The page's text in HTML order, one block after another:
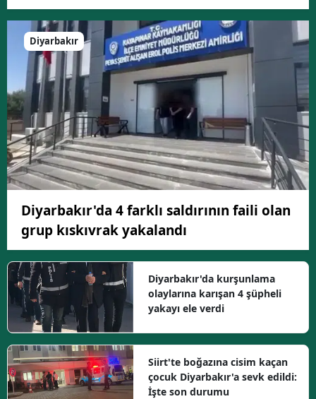
Diyarbakır
Diyarbakır'da 4 farklı saldırının faili olan
grup kıskıvrak yakalandı
Diyarbakır'da kurşunlama
olaylarına karışan 4 şüpheli
yakayı ele verdi
Siirt'te boğazına cisim kaçan
çocuk Diyarbakır'a sevk edildi:
İşte son durumu